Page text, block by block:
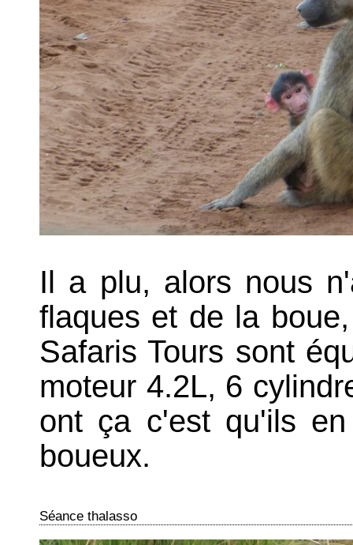
Il a plu, alors nous
flaques et de la
Safaris Tours sont
moteur 4.2L, 6
ont ça c'est qu'ils
boueux.
Séance thalasso